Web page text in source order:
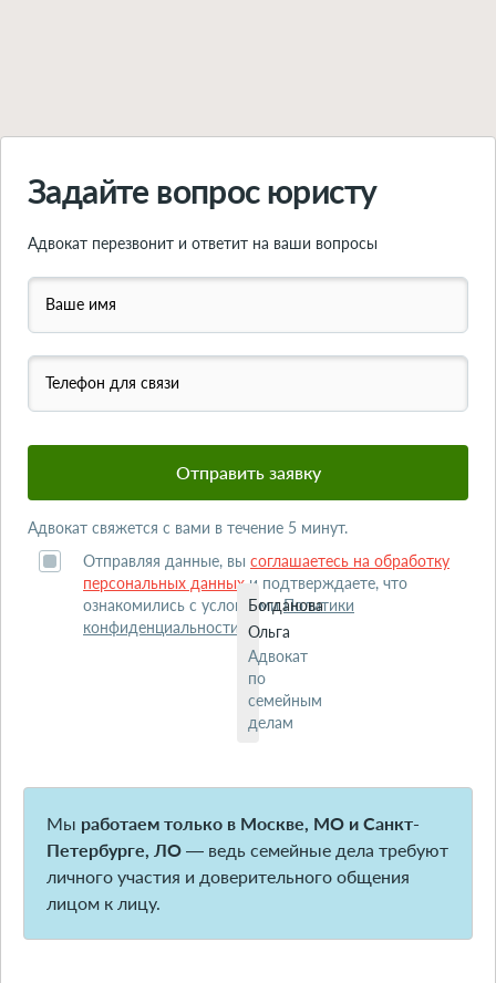
Задайте вопрос юристу
Адвокат перезвонит и ответит на ваши вопросы
Ваше имя
Телефон для связи
Адвокат свяжется с вами в течение 5 минут.
Отправляя данные, вы соглашаетесь на обработку
персональных данных и подтверждаете, что
ознакомились с условиямиПолитики
конфиденциальности
Богданова
Ольга
Адвокат
по
семейным
делам
Мы работаем только в Москве, МО и Санкт-
Петербурге, ЛО — ведь семейные дела требуют
личного участия и доверительного общения
лицом к лицу.